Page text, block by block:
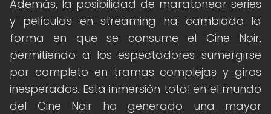
Además, la posibilidad de maratonear series
y películas en streaming ha cambiado la
forma en que se consume el Cine Noir,
permitiendo a los espectadores sumergirse
por completo en tramas complejas y giros
inesperados. Esta inmersión total en el mundo
del Cine Noir ha generado una mayor